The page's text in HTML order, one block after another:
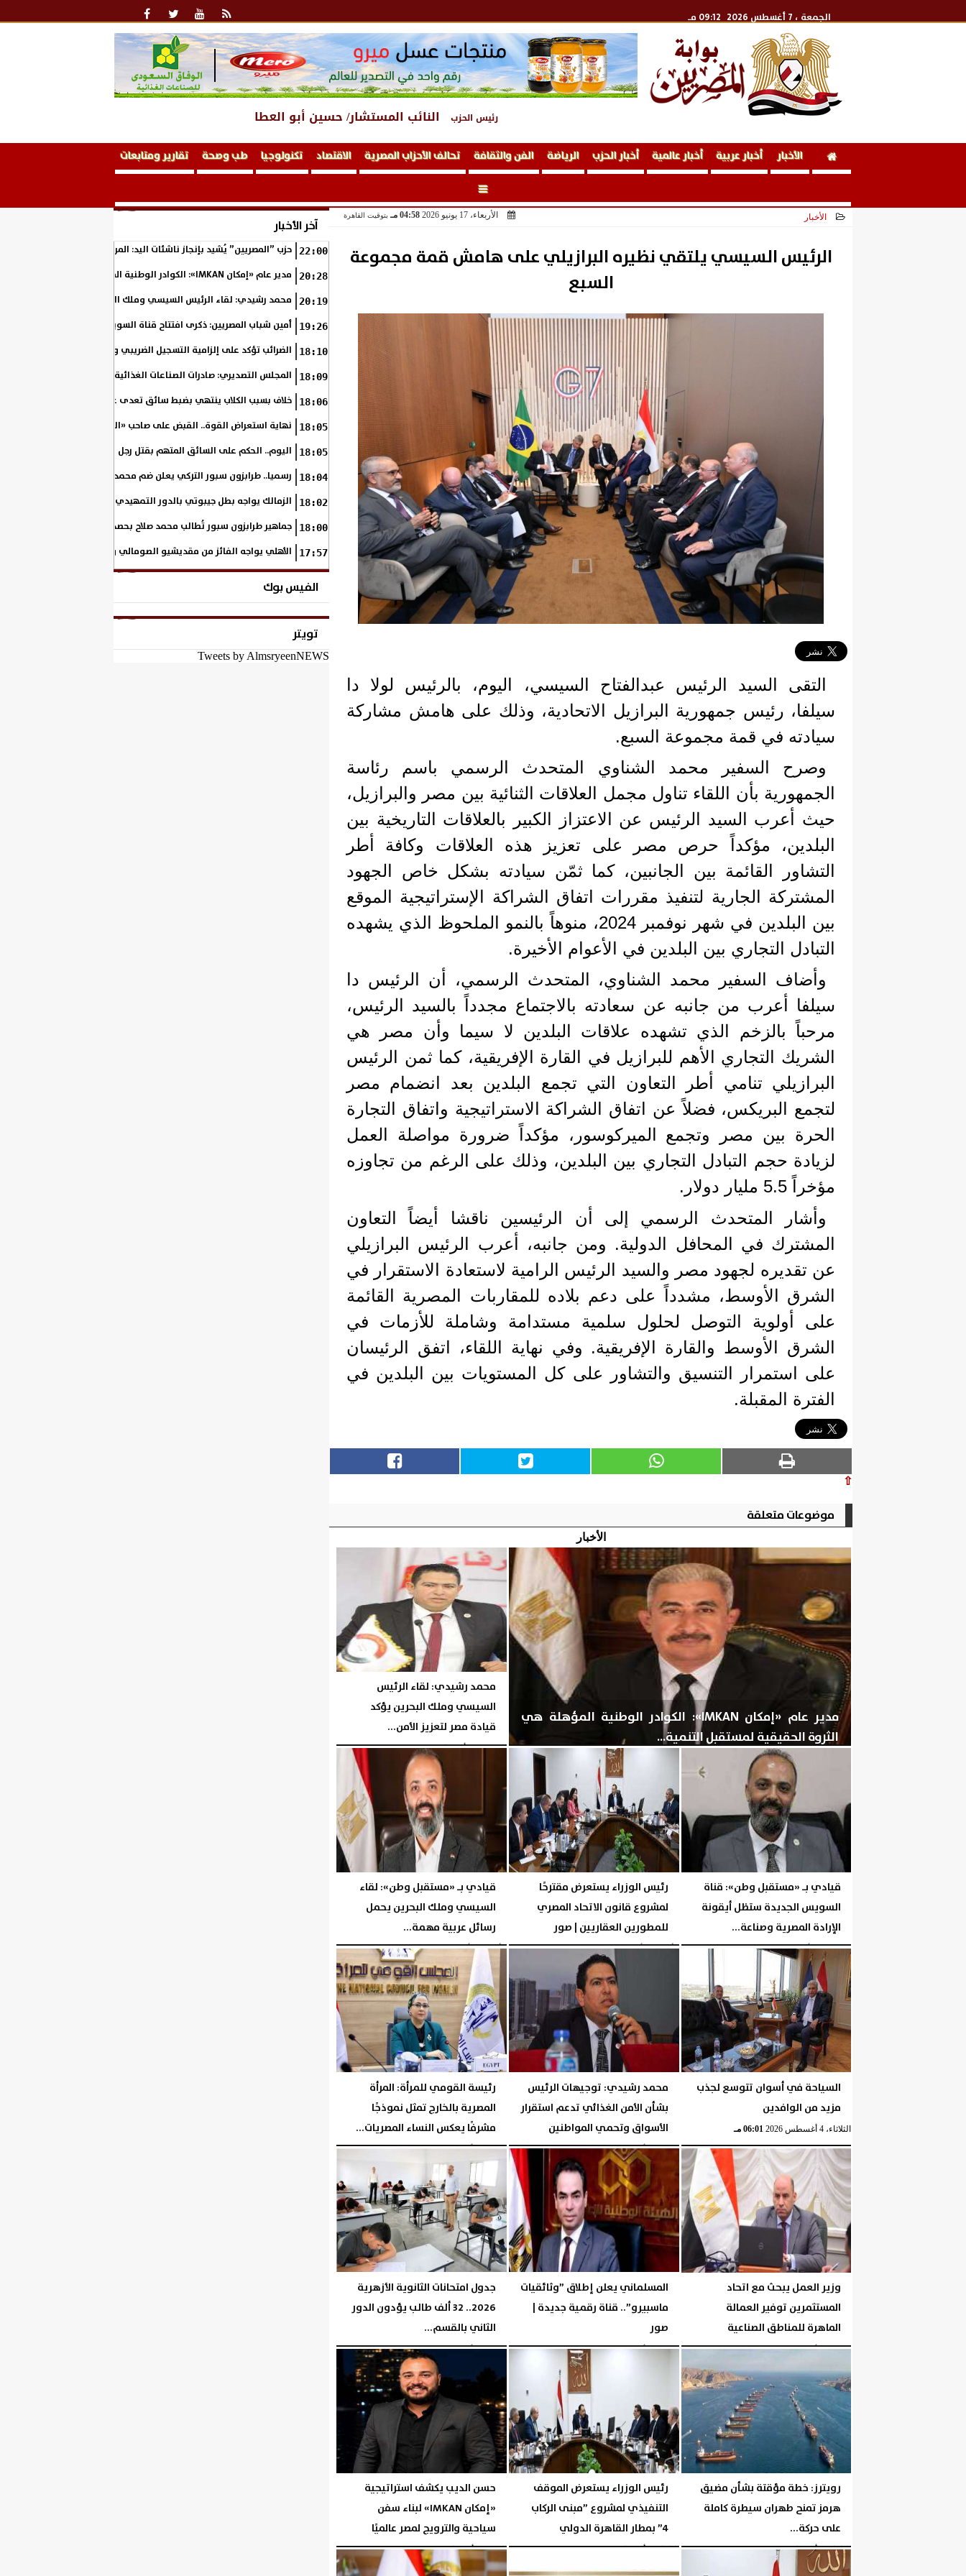
الجمعة ، 7 أغسطس 2026 09:12 مـ
رئيس الحزب النائب المستشار/ حسين أبو العطا
الأخبار أخبار عربية أخبار عالمية أخبار الحزب الرياضة الفن والثقافة تحالف الأحزاب المصرية الاقتصاد تكنولوجيا طب وصحة تقارير ومتابعات
الأخبار الأربعاء، 17 يونيو 2026 04:58 مـ بتوقيت القاهرة
الرئيس السيسي يلتقي نظيره البرازيلي على هامش قمة مجموعة
السبع
التقى السيد الرئيس عبدالفتاح السيسي، اليوم، بالرئيس لولا دا
سيلفا، رئيس جمهورية البرازيل الاتحادية، وذلك على هامش مشاركة
سيادته في قمة مجموعة السبع.
وصرح السفير محمد الشناوي المتحدث الرسمي باسم رئاسة
الجمهورية بأن اللقاء تناول مجمل العلاقات الثنائية بين مصر والبرازيل،
حيث أعرب السيد الرئيس عن الاعتزاز الكبير بالعلاقات التاريخية بين
البلدين، مؤكداً حرص مصر على تعزيز هذه العلاقات وكافة أطر
التشاور القائمة بين الجانبين، كما ثمّن سيادته بشكل خاص الجهود
المشتركة الجارية لتنفيذ مقررات اتفاق الشراكة الإستراتيجية الموقع
بين البلدين في شهر نوفمبر 2024، منوهاً بالنمو الملحوظ الذي يشهده
التبادل التجاري بين البلدين في الأعوام الأخيرة.
وأضاف السفير محمد الشناوي، المتحدث الرسمي، أن الرئيس دا
سيلفا أعرب من جانبه عن سعادته بالاجتماع مجدداً بالسيد الرئيس،
مرحباً بالزخم الذي تشهده علاقات البلدين لا سيما وأن مصر هي
الشريك التجاري الأهم للبرازيل في القارة الإفريقية، كما ثمن الرئيس
البرازيلي تنامي أطر التعاون التي تجمع البلدين بعد انضمام مصر
لتجمع البريكس، فضلاً عن اتفاق الشراكة الاستراتيجية واتفاق التجارة
الحرة بين مصر وتجمع الميركوسور، مؤكداً ضرورة مواصلة العمل
لزيادة حجم التبادل التجاري بين البلدين، وذلك على الرغم من تجاوزه
مؤخراً 5.5 مليار دولار.
وأشار المتحدث الرسمي إلى أن الرئيسين ناقشا أيضاً التعاون
المشترك في المحافل الدولية. ومن جانبه، أعرب الرئيس البرازيلي
عن تقديره لجهود مصر والسيد الرئيس الرامية لاستعادة الاستقرار في
الشرق الأوسط، مشدداً على دعم بلاده للمقاربات المصرية القائمة
على أولوية التوصل لحلول سلمية مستدامة وشاملة للأزمات في
الشرق الأوسط والقارة الإفريقية. وفي نهاية اللقاء، اتفق الرئيسان
على استمرار التنسيق والتشاور على كل المستويات بين البلدين في
الفترة المقبلة.
⇧
موضوعات متعلقة
الأخبار
مدير عام «إمكان IMKAN»: الكوادر الوطنية المؤهلة هي
الثروة الحقيقية لمستقبل التنمية...
الخميس، 6 أغسطس 2026 08:28 مـ
محمد رشيدي: لقاء الرئيس
السيسي وملك البحرين يؤكد
قيادة مصر لتعزيز الأمن...
الخميس، 6 أغسطس 2026 08:19 مـ
قيادي بـ «مستقبل وطن»: قناة
السويس الجديدة ستظل أيقونة
الإرادة المصرية وصناعة...
الخميس، 6 أغسطس 2026 02:03 مـ
رئيس الوزراء يستعرض مقترحًا
لمشروع قانون الاتحاد المصري
للمطورين العقاريين | صور
الأربعاء، 5 أغسطس 2026 05:26 مـ
قيادي بـ «مستقبل وطن»: لقاء
السيسي وملك البحرين يحمل
رسائل عربية مهمة...
الأربعاء، 5 أغسطس 2026 05:02 مـ
السياحة في أسوان تتوسع لجذب
مزيد من الوافدين
الثلاثاء، 4 أغسطس 2026 06:01 مـ
محمد رشيدي: توجيهات الرئيس
بشأن الأمن الغذائي تدعم استقرار
الأسواق وتحمي المواطنين
الثلاثاء، 4 أغسطس 2026 05:23 مـ
رئيسة القومي للمرأة: المرأة
المصرية بالخارج تمثل نموذجًا
مشرفًا يعكس النساء المصريات...
الثلاثاء، 4 أغسطس 2026 03:46 مـ
وزير العمل يبحث مع اتحاد
المستثمرين توفير العمالة
الماهرة للمناطق الصناعية
الثلاثاء، 4 أغسطس 2026 03:45 مـ
المسلماني يعلن إطلاق ”وثائقيات
ماسبيرو”.. قناة رقمية جديدة |
صور
الثلاثاء، 4 أغسطس 2026 03:44 مـ
جدول امتحانات الثانوية الأزهرية
2026.. 32 ألف طالب يؤدون الدور
الثاني بالقسم...
الثلاثاء، 4 أغسطس 2026 03:34 مـ
رويترز: خطة مؤقتة بشأن مضيق
هرمز تمنح طهران سيطرة كاملة
على حركة...
الثلاثاء، 4 أغسطس 2026 03:33 مـ
رئيس الوزراء يستعرض الموقف
التنفيذي لمشروع ”مبنى الركاب
4” بمطار القاهرة الدولي
الثلاثاء، 4 أغسطس 2026 03:31 مـ
حسن الديب يكشف استراتيجية
«إمكان IMKAN» لبناء سفن
سياحية والترويج لمصر عالميًا
الإثنين، 3 أغسطس 2026 07:43 مـ
آخر الأخبار
22:00 حزب ”المصريين” يُشيد بإنجاز ناشئات اليد: المربع الذهبي خطوة نحو
20:28 مدير عام «إمكان IMKAN»: الكوادر الوطنية المؤهلة هي الثروة الحقيقية لمستقبل التنمية في مصر
20:19 محمد رشيدي: لقاء الرئيس السيسي وملك البحرين يؤكد قيادة مصر لتعزيز
19:26 أمين شباب المصريين: ذكرى افتتاح قناة السويس الجديدة تجسد رؤية
18:10 الضرائب تؤكد على إلزامية التسجيل الضريبي والفاتورة الإلكترونية لجميع
18:09 المجلس التصديري: صادرات الصناعات الغذائية إلى الاتحاد الأوروبي ترتفع 15.4% خلال النصف الأول من 2026
18:06 خلاف بسبب الكلاب ينتهي بضبط سائق تعدى على سيدة بالإسكندرية
18:05 نهاية استعراض القوة.. القبض على صاحب «السنجة» في المنوفية
18:05 اليوم.. الحكم على السائق المتهم بقتل رجل وحفيدته وإصابة 11 آخرين
18:04 رسميا.. طرابزون سبور التركي يعلن ضم محمد صلاح حتى عام 2028
18:02 الزمالك يواجه بطل جيبوتي بالدور التمهيدي من بطولة إفريقيا
18:00 جماهير طرابزون سبور تُطالب محمد صلاح بحصد لقب الدوري التركي
17:57 الأهلي يواجه الفائز من مقديشيو الصومالي وكيتارا الأوغندي
الفيس بوك
تويتر
Tweets by AlmsryeenNEWS